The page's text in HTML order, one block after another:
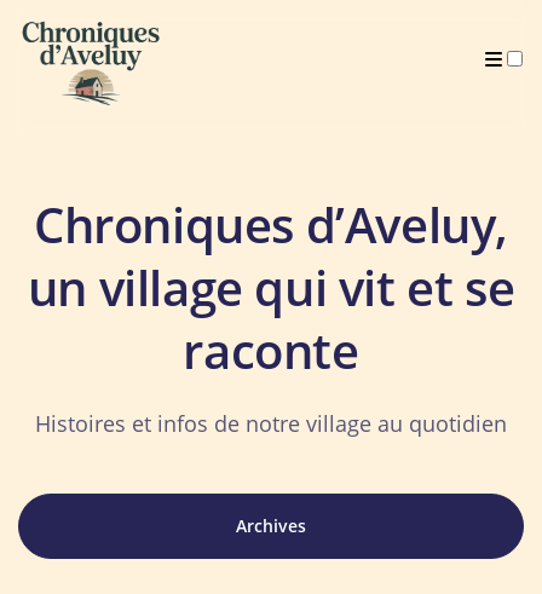
Chroniques d’Aveluy,
un village qui vit et se
raconte
Histoires et infos de notre village au quotidien
Archives